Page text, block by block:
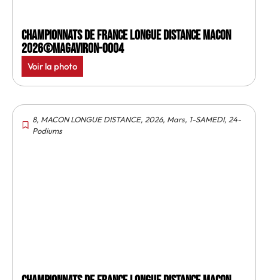
Championnats de France longue distance Macon
2026©MagAviron-0004
Voir la photo
8, MACON LONGUE DISTANCE, 2026, Mars, 1-SAMEDI, 24-
Podiums